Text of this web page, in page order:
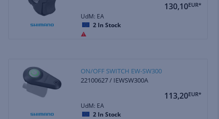
130,10EUR*
UdM: EA
2 In Stock
ON/OFF SWITCH EW-SW300
22100627 / IEWSW300A
113,20EUR*
UdM: EA
2 In Stock